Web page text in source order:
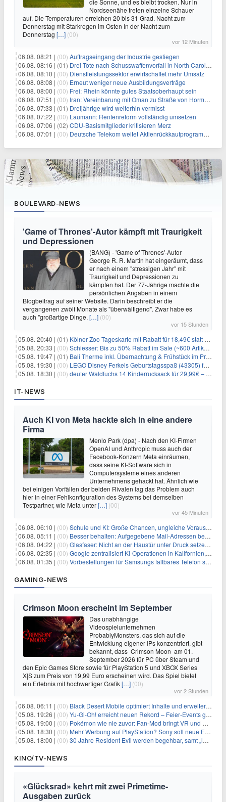
die Sonne, und es bleibt trocken. Nur in
Nordseenähe treten einzelne Schauer
auf. Die Temperaturen erreichen 20 bis 31 Grad. Nacht zum
Donnerstag mit Starkregen im Osten In der Nacht zum
Donnerstag […] (00)
vor 12 Minuten
06.08. 08:21 | (00) Auftragseingang der Industrie gestiegen
06.08. 08:16 | (01) Drei Tote nach Schusswaffenvorfall in North Carolina
06.08. 08:10 | (00) Dienstleistungssektor erwirtschaftet mehr Umsatz
06.08. 08:08 | (00) Erneut weniger neue Ausbildungsverträge
06.08. 08:00 | (00) Frei: Rhein könnte gutes Staatsoberhaupt sein
06.08. 07:51 | (00) Iran: Vereinbarung mit Oman zu Straße von Hormus fast fertig
06.08. 07:33 | (01) Dreijährige wird weiterhin vermisst
06.08. 07:22 | (00) Laumann: Rentenreform vollständig umsetzen
06.08. 07:06 | (02) CDU-Basismitglieder kritisieren Merz
06.08. 07:01 | (00) Deutsche Telekom weitet Aktienrückkaufprogramm aus
BOULEVARD-NEWS
'Game of Thrones'-Autor kämpft mit Traurigkeit
und Depressionen
(BANG) - 'Game of Thrones'-Autor
George R. R. Martin hat eingeräumt, dass
er nach einem "stressigen Jahr" mit
Traurigkeit und Depressionen zu
kämpfen hat. Der 77-Jährige machte die
persönlichen Angaben in einem
Blogbeitrag auf seiner Website. Darin beschreibt er die
vergangenen zwölf Monate als "überwältigend". Zwar habe es
auch "großartige Dinge, […] (00)
vor 15 Stunden
05.08. 20:40 | (01) Kölner Zoo Tageskarte mit Rabatt für 18,49€ statt 29,50€ – einlösbar bis Dezember
05.08. 20:33 | (00) Schiesser: Bis zu 50% Rabatt im Sale (~600 Artikel zur Auswahl)
05.08. 19:47 | (01) Bali Therme inkl. Übernachtung & Frühstück im Premium Hotel (Bad Oeynhausen) ab 89€ p.P.
05.08. 19:30 | (00) LEGO Disney Ferkels Geburtstagsspaß (43305) für 29,10€
05.08. 18:30 | (00) deuter Waldfuchs 14 Kinderrucksack für 29,99€ – Amber-maple
IT-NEWS
Auch KI von Meta hackte sich in eine andere
Firma
Menlo Park (dpa) - Nach den KI-Firmen
OpenAI und Anthropic muss auch der
Facebook-Konzern Meta einräumen,
dass seine KI-Software sich in
Computersysteme eines anderen
Unternehmens gehackt hat. Ähnlich wie
bei einigen Vorfällen der beiden Rivalen lag das Problem auch
hier in einer Fehlkonfiguration des Systems bei demselben
Testpartner, wie Meta unter[…] (00)
vor 45 Minuten
06.08. 06:10 | (00) Schule und KI: Große Chancen, ungleiche Voraussetzungen
06.08. 05:11 | (00) Besser behalten: Aufgegebene Mail-Adressen bergen Gefahren
06.08. 04:22 | (00) Glasfaser: Nicht an der Haustür unter Druck setzen lassen
06.08. 02:35 | (00) Google zentralisiert KI-Operationen in Kalifornien, um Rivale Anthropic und OpenAI zu überholen
06.08. 01:35 | (00) Vorbestellungen für Samsungs faltbares Telefon steigen um 30 % in einem wettbewerbsintensiven Markt
GAMING-NEWS
Crimson Moon erscheint im September
Das unabhängige
Videospielunternehmen
ProbablyMonsters, das sich auf die
Entwicklung eigener IPs konzentriert, gibt
bekannt, dass Crimson Moon am 01.
September 2026 für PC über Steam und
den Epic Games Store sowie für PlayStation 5 und XBOX Series
X|S zum Preis von 19,99 Euro erscheinen wird. Das Spiel bietet
ein Erlebnis mit hochwertiger Grafik[…] (00)
vor 2 Stunden
06.08. 06:11 | (00) Black Desert Mobile optimiert Inhalte und erweitert Treasure Access
05.08. 19:26 | (00) Yu‑Gi‑Oh! erreicht neuen Rekord – Feier‑Events gestartet
05.08. 19:00 | (00) Pokémon wie nie zuvor: Fan-Mod bringt VR und Ego-Perspektive nach Kanto
05.08. 18:30 | (00) Mehr Werbung auf PlayStation? Sony soll neue Einnahmequellen prüfen
05.08. 18:00 | (00) 30 Jahre Resident Evil werden begehbar, samt „lebensgroßem Leon“
KINO/TV-NEWS
«Glücksrad» kehrt mit zwei Primetime-
Ausgaben zurück